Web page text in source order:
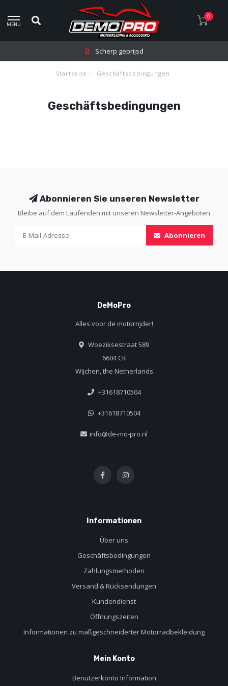
MENU
0
Scherp geprijsd
Startseite / Geschäftsbedingungen
Geschäftsbedingungen
Abonnieren Sie unseren Newsletter
Bleibe auf dem Laufenden mit unseren Newsletter-Angeboten
Abonnieren
DeMoPro
Alles voor de motorrijder!
Woeziksestraat 589
6604 CK
Wijchen, the Netherlands
+31618710504
+31618710504
info@de-mo-pro.nl
Informationen
Über uns
Geschäftsbedingungen
Zahlungsmethoden
Versand & Rücksendungen
Kundendienst
Öffnungszeiten
Informationen zu maßgeschneiderter Motorradbekleidung
Mein Konto
Benutzerkonto Information